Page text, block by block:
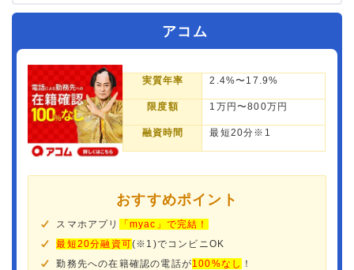
アコム
実質年率 2.4%〜17.9%
限度額 1万円〜800万円
融資時間 最短20分※1
おすすめポイント
スマホアプリ
「myac」で完結！
最短20分融資可(※1)でコンビニOK
勤務先への在籍確認の電話が100%なし ！